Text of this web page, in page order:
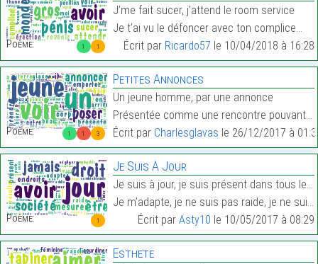
1 1
Poème:
J’me fait sucer, j’attend le room service
Je t’ai vu le défoncer avec ton complice…
Écrit par Ricardo57 le 10/04/2018 à 16:28
1 1 3
Poème:
Petites Annonces
Un jeune homme, par une annonce
Présentée comme une rencontre pouvant le boulevers…
Écrit par Charlesglavas le 26/12/2017 à
1
Poème:
Je Suis À Jour
Je suis à jour, je suis présent dans tous les endr
Je m’adapte, je ne suis pas raide, je ne suis pas …
Écrit par Asty10 le 10/05/2017 à 08:29
Esthete